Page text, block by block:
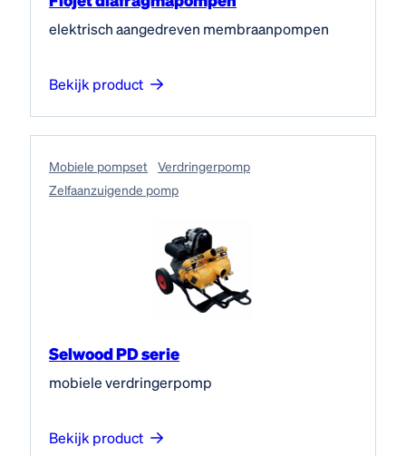
elektrisch aangedreven membraanpompen
Bekijk product
Mobiele pompset
Verdringerpomp
Zelfaanzuigende pomp
Selwood PD serie
mobiele verdringerpomp
Bekijk product